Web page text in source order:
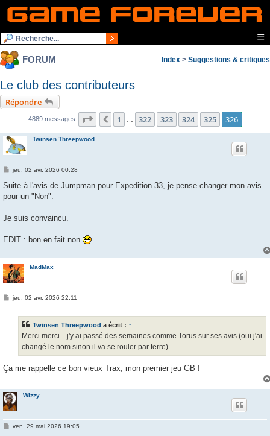
☰
FORUM Index > Suggestions & critiques
Le club des contributeurs
Répondre
4889 messages Page 326 sur326
Précédente
1 … 322 323 324 325 326
Twinsen Threepwood
M
s
a
jeu. 02 avr. 2026 00:28
Suite à l'avis de Jumpman pour Expedition 33, je pense changer mon avis
pour un "Non".
Je suis convaincu.
EDIT : bon en fait non
MadMax
Mjeu. 02 avr. 2026 22:11
Twinsen Threepwood a écrit : ↑
Merci merci... j'y ai passé des semaines comme Torus sur ses avis (oui j'ai
changé le nom sinon il va se rouler par terre)
Ça me rappelle ce bon vieux Trax, mon premier jeu GB !
Wizzy
Mven. 29 mai 2026 19:05